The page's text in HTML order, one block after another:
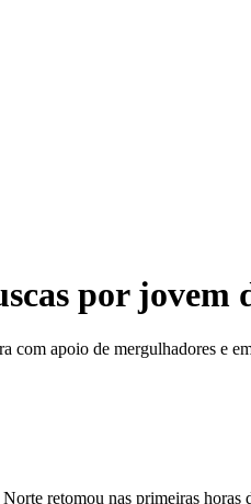
por
com apoio de mergulhadores e
retomou nas primeiras horas